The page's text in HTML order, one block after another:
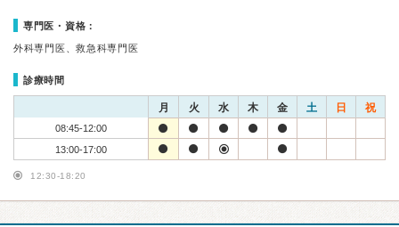
専門医・資格：
外科専門医、救急科専門医
診療時間
月 火 水 木 金 土 日 祝
08:45-12:00
13:00-17:00
12:30-18:20